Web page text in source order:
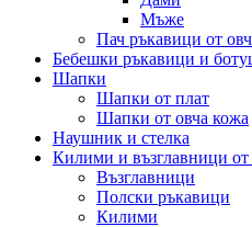
Мъже
Пач ръкавици от
Бебешки ръкавици и
Шапки
Шапки от плат
Шапки от овча кожа
Наушник и стелка
Килими и възглавници от
Възглавници
Полски ръкавици
Килими